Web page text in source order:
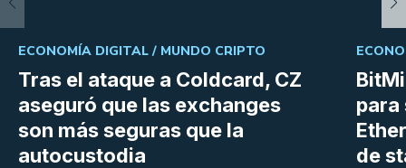
Tras el ataque a Coldcard, CZ
aseguró que las exchanges
son más seguras que la
autocustodia
ECONOMÍA DIGITAL / MUNDO CRIPTO
para
de